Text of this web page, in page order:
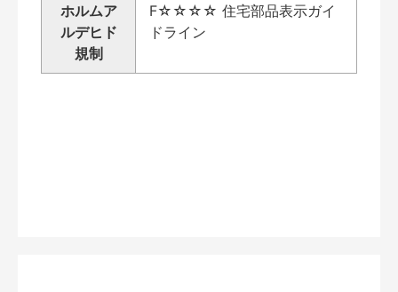
ホルムア
ルデヒド
規制
F☆☆☆☆ 住宅部品表示ガイ
ドライン